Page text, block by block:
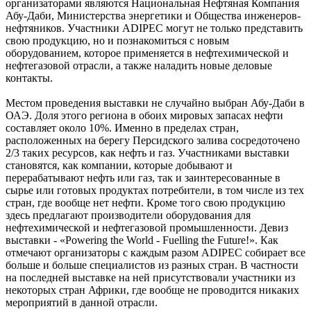
организаторами являются Национальная Нефтяная Компания
Абу-Даби, Министерства энергетики и Общества инженеров-
нефтяников. Участники ADIPEC могут не только представить
свою продукцию, но и познакомиться с новым
оборудованием, которое применяется в нефтехимической и
нефтегазовой отрасли, а также наладить новые деловые
контакты.
Местом проведения выставки не случайно выбран Абу-Даби в
ОАЭ. Доля этого региона в обоих мировых запасах нефти
составляет около 10%. Именно в пределах стран,
расположенных на берегу Персидского залива сосредоточено
2/3 таких ресурсов, как нефть и газ. Участниками выставки
становятся, как компании, которые добывают и
перерабатывают нефть или газ, так и заинтересованные в
сырье или готовых продуктах потребители, в том числе из тех
стран, где вообще нет нефти. Кроме того свою продукцию
здесь предлагают производители оборудования для
нефтехимической и нефтегазовой промышленности. Девиз
выставки - «Powering the World - Fuelling the Future!». Как
отмечают организаторы с каждым разом ADIPEC собирает все
больше и больше специалистов из разных стран. В частности
на последней выставке на ней присутствовали участники из
некоторых стран Африки, где вообще не проводится никаких
мероприятий в данной отрасли.